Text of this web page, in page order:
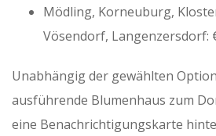
Mödling, Korneuburg,
Vösendorf, Langenzersdorf:
Unabhängig der gewählten
ausführende Blumenhaus zum
eine Benachrichtigungskarte